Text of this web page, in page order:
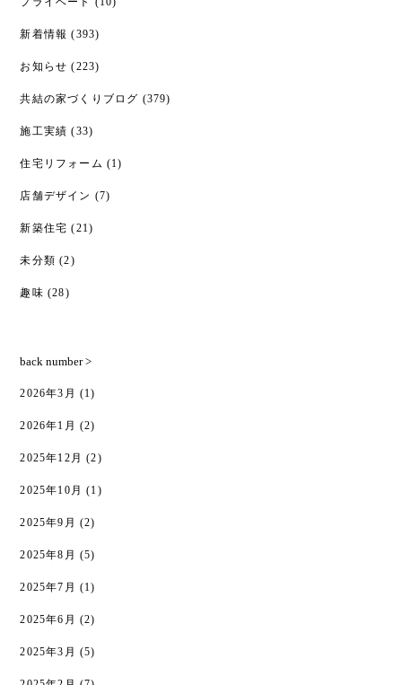
新着情報 (393)
お知らせ (223)
共結の家づくりブログ (379)
施工実績 (33)
住宅リフォーム (1)
店舗デザイン (7)
新築住宅 (21)
未分類 (2)
趣味 (28)
back number >
2026年3月 (1)
2026年1月 (2)
2025年12月 (2)
2025年10月 (1)
2025年9月 (2)
2025年8月 (5)
2025年7月 (1)
2025年6月 (2)
2025年3月 (5)